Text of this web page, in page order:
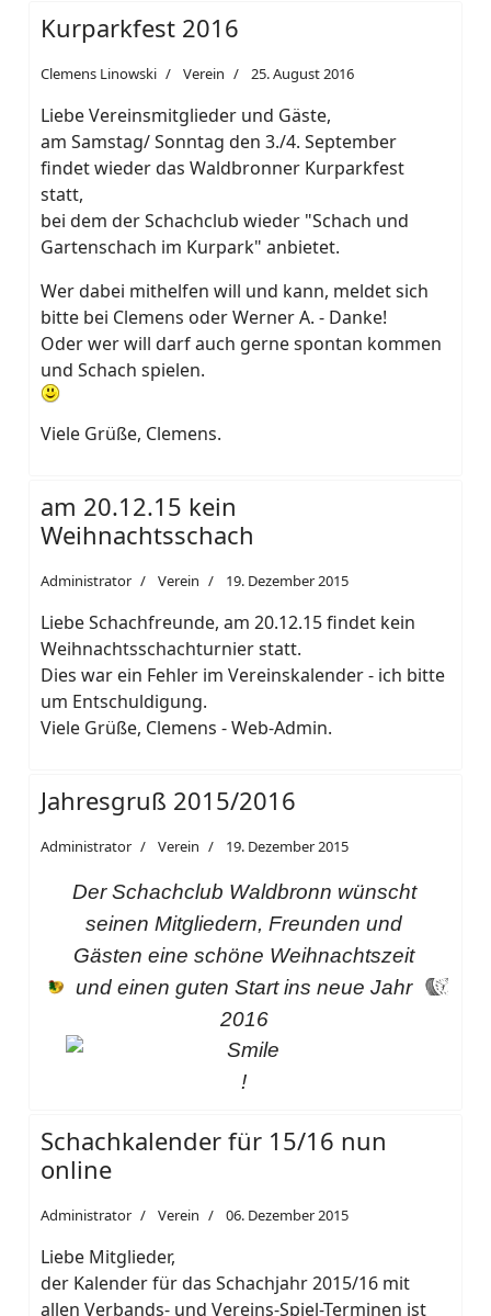
Kurparkfest 2016
Clemens Linowski Verein 25. August 2016
Liebe Vereinsmitglieder und Gäste,
am Samstag/ Sonntag den 3./4. September
findet wieder das Waldbronner Kurparkfest
statt,
bei dem der Schachclub wieder "Schach und
Gartenschach im Kurpark" anbietet.
Wer dabei mithelfen will und kann, meldet sich
bitte bei Clemens oder Werner A. - Danke!
Oder wer will darf auch gerne spontan kommen
und Schach spielen.
Viele Grüße, Clemens.
am 20.12.15 kein
Weihnachtsschach
Administrator Verein 19. Dezember 2015
Liebe Schachfreunde, am 20.12.15 findet kein
Weihnachtsschachturnier statt.
Dies war ein Fehler im Vereinskalender - ich bitte
um Entschuldigung.
Viele Grüße, Clemens - Web-Admin.
Jahresgruß 2015/2016
Administrator Verein 19. Dezember 2015
Der Schachclub Waldbronn wünscht
seinen Mitgliedern, Freunden und
Gästen eine schöne Weihnachtszeit
und einen guten Start ins neue Jahr
2016
!
Schachkalender für 15/16 nun
online
Administrator Verein 06. Dezember 2015
Liebe Mitglieder,
der Kalender für das Schachjahr 2015/16 mit
allen Verbands- und Vereins-Spiel-Terminen ist